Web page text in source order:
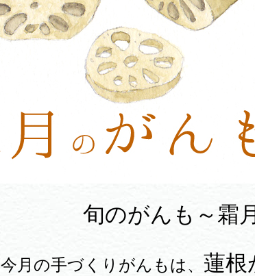
旬のがんも～霜
今月の手づくりがんもは、 蓮根